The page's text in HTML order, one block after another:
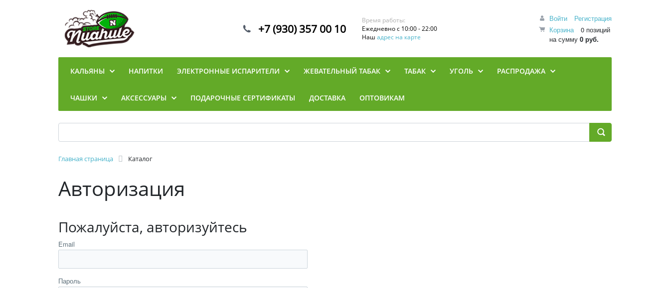
Войти
Регистрация
Корзина
0 позиций
на сумму 0 руб.
+7 (930) 357 00 10
Время работы:
Ежедневно с 10:00 - 22:00
Наш адрес на карте
КАЛЬЯНЫ НАПИТКИ ЭЛЕКТРОННЫЕ ИСПАРИТЕЛИ ЖЕВАТЕЛЬНЫЙ ТАБАК ТАБАК УГОЛЬ РАСПРОДАЖА
ЧАШКИ АКСЕССУАРЫ ПОДАРОЧНЫЕ СЕРТИФИКАТЫ ДОСТАВКА ОПТОВИКАМ
Главная страница Каталог
Авторизация
Пожалуйста, авторизуйтесь
Email
Пароль